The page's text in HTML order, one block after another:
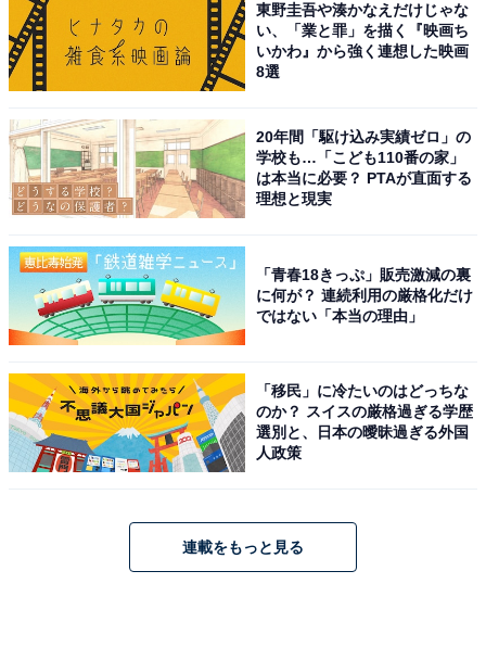
東野圭吾や湊かなえだけじゃな
い、「業と罪」を描く『映画ち
いかわ』から強く連想した映画
8選
20年間「駆け込み実績ゼロ」の
学校も…「こども110番の家」
は本当に必要？ PTAが直面する
理想と現実
「青春18きっぷ」販売激減の裏
に何が？ 連続利用の厳格化だけ
ではない「本当の理由」
「移民」に冷たいのはどっちな
のか？ スイスの厳格過ぎる学歴
選別と、日本の曖昧過ぎる外国
人政策
連載をもっと見る